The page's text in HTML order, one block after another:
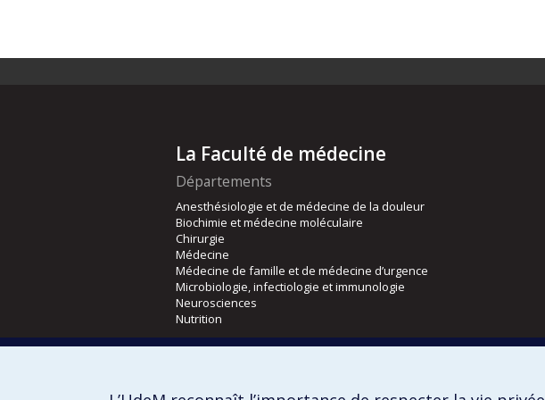
La Faculté de médecine
Départements
Anesthésiologie et de médecine de la douleur
Biochimie et médecine moléculaire
Chirurgie
Médecine
Médecine de famille et de médecine d’urgence
Microbiologie, infectiologie et immunologie
Neurosciences
Nutrition